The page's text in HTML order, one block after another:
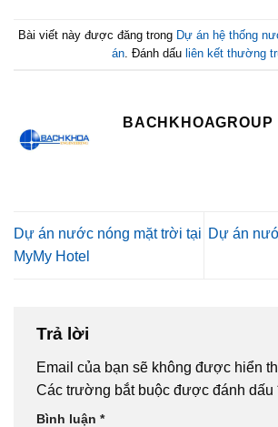
Bài viết này được đăng trong Dự án hệ thống
án . Đánh dấu liên kết thường
BACHKHOAGROUP
Dự án nước nóng mặt trời tại
MyMy Hotel
Dự án
Trả lời
Email của bạn sẽ không được hiển
Các trường bắt buộc được đánh dấu
Bình luận *